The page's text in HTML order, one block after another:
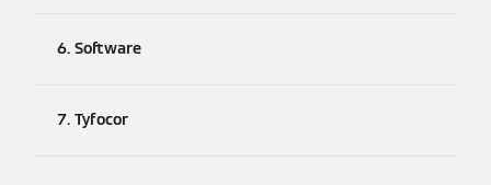
6. Software
7. Tyfocor